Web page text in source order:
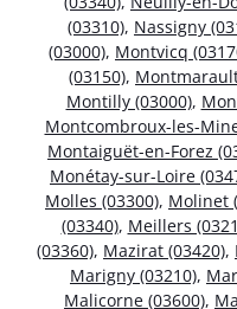
(03310), Nassigny
(03000), Montvicq
(03150),
Montilly (03000),
Montcombroux-les-
Montaiguët-en-Forez
Monétay-sur-Loire
Molles (03300), Molinet
(03340), Meillers
(03360), Mazirat (03420),
Marigny (03210),
Malicorne (03600),